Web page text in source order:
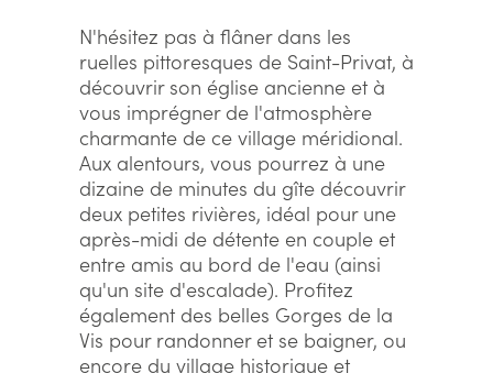
N'hésitez pas à flâner dans les
ruelles pittoresques de Saint-Privat, à
découvrir son église ancienne et à
vous imprégner de l'atmosphère
charmante de ce village méridional.
Aux alentours, vous pourrez à une
dizaine de minutes du gîte découvrir
deux petites rivières, idéal pour une
après-midi de détente en couple et
entre amis au bord de l'eau (ainsi
qu'un site d'escalade). Profitez
également des belles Gorges de la
Vis pour randonner et se baigner, ou
encore du village historique et